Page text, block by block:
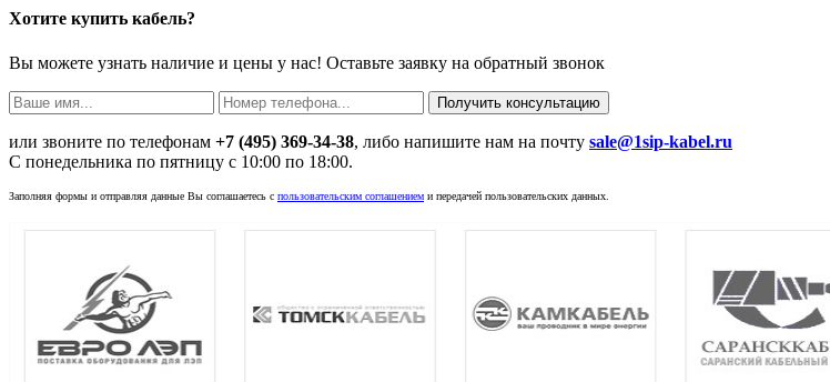
Хотите купить кабель?
Вы можете узнать наличие и цены у нас! Оставьте заявку на обратный звонок
или звоните по телефонам +7 (495) 369-34-38, либо напишите нам на почту sale@1sip-kabel.ru
C понедельника по пятницу с 10:00 по 18:00.
Заполняя формы и отправляя данные Вы соглашаетесь с пользовательским соглашением и передачей пользовательских данных.